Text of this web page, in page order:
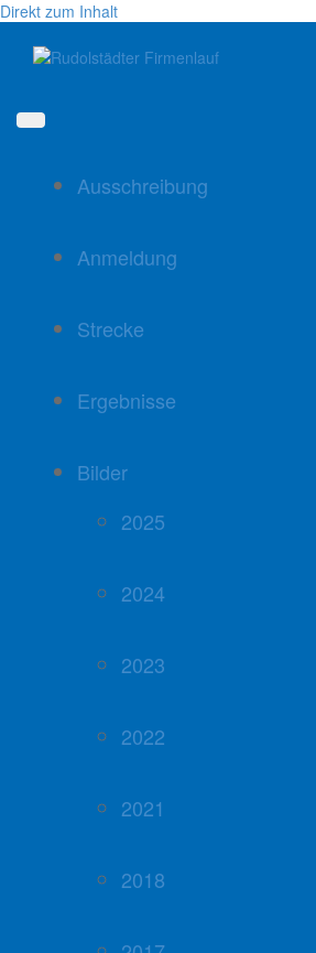
Direkt zum Inhalt
Ausschreibung
Anmeldung
Strecke
Ergebnisse
Bilder
2025
2024
2023
2022
2021
2018